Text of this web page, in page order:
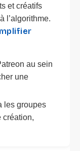
et créatifs
l’algorithme.
au sein
une
les groupes
création,